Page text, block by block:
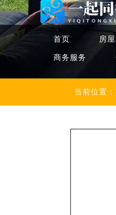
首页 房
商务服务
当前位置